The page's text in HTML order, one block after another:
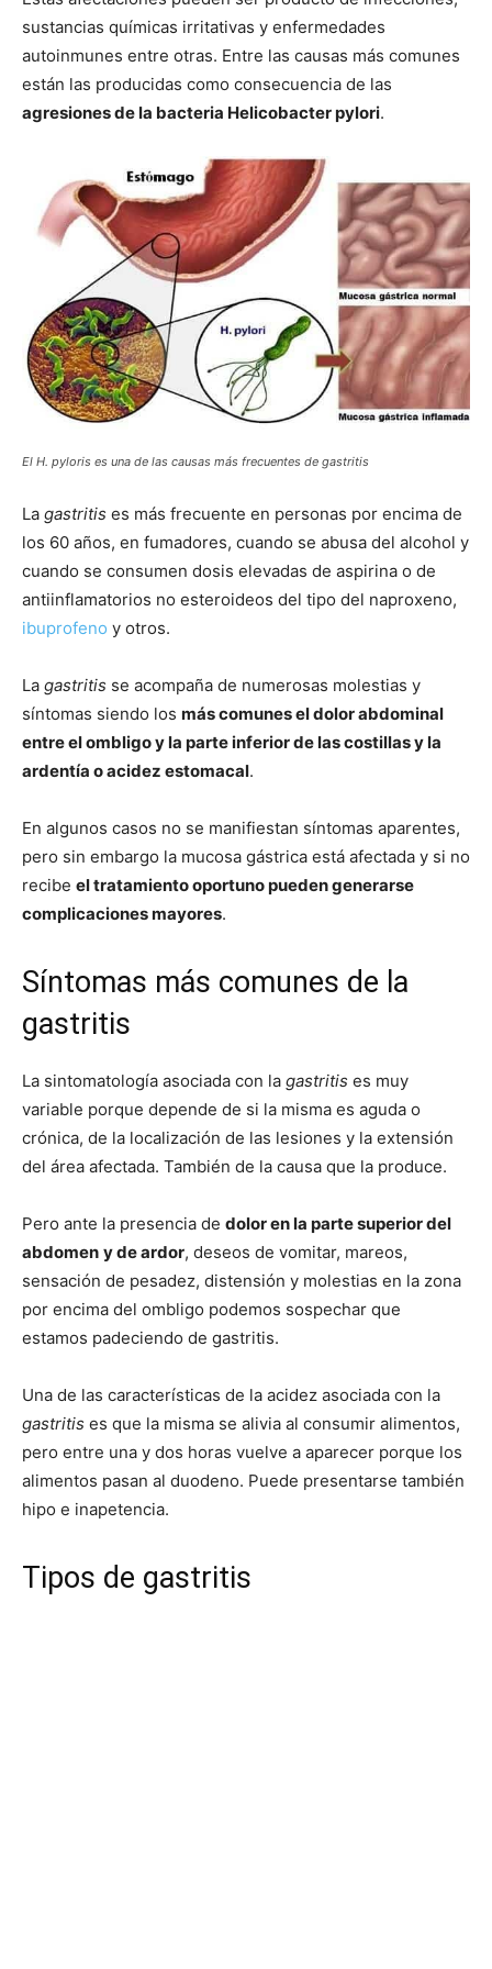
sustancias químicas irritativas y enfermedades
autoinmunes entre otras. Entre las causas más comunes
están las producidas como consecuencia de las
agresiones de la bacteria Helicobacter pylori.
El H. pyloris es una de las causas más frecuentes de gastritis
La gastritis es más frecuente en personas por encima de
los 60 años, en fumadores, cuando se abusa del alcohol y
cuando se consumen dosis elevadas de aspirina o de
antiinflamatorios no esteroideos del tipo del naproxeno,
ibuprofeno y otros.
La gastritis se acompaña de numerosas molestias y
síntomas siendo los más comunes el dolor abdominal
entre el ombligo y la parte inferior de las costillas y la
ardentía o acidez estomacal.
En algunos casos no se manifiestan síntomas aparentes,
pero sin embargo la mucosa gástrica está afectada y si no
recibe el tratamiento oportuno pueden generarse
complicaciones mayores.
Síntomas más comunes de la
gastritis
La sintomatología asociada con la gastritis es muy
variable porque depende de si la misma es aguda o
crónica, de la localización de las lesiones y la extensión
del área afectada. También de la causa que la produce.
Pero ante la presencia de dolor en la parte superior del
abdomen y de ardor, deseos de vomitar, mareos,
sensación de pesadez, distensión y molestias en la zona
por encima del ombligo podemos sospechar que
estamos padeciendo de gastritis.
Una de las características de la acidez asociada con la
gastritis es que la misma se alivia al consumir alimentos,
pero entre una y dos horas vuelve a aparecer porque los
alimentos pasan al duodeno. Puede presentarse también
hipo e inapetencia.
Tipos de gastritis